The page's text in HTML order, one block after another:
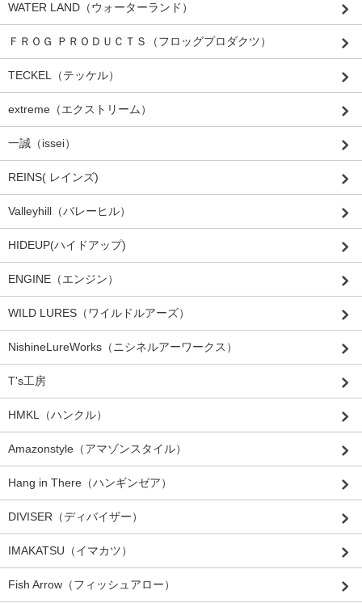
WATER LAND（ウォーターランド）
ＦＲＯＧ ＰＲＯＤＵＣＴＳ（フロッグプロダクツ）
TECKEL（テッケル）
extreme（エクストリーム）
一誠（issei）
REINS( レインズ)
Valleyhill（バレーヒル）
HIDEUP(ハイドアップ)
ENGINE（エンジン）
WILD LURES（ワイルドルアーズ）
NishineLureWorks（ニシネルアーワークス）
T's工房
HMKL（ハンクル）
Amazonstyle（アマゾンスタイル）
Hang in There（ハンギンゼア）
DIVISER（ディバイザー）
IMAKATSU（イマカツ）
Fish Arrow（フィッシュアロー）